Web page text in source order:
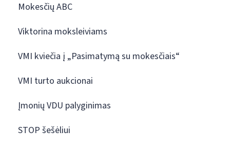
Mokesčių ABC
Viktorina moksleiviams
VMI kviečia į „Pasimatymą su mokesčiais“
VMI turto aukcionai
Įmonių VDU palyginimas
STOP šešėliui